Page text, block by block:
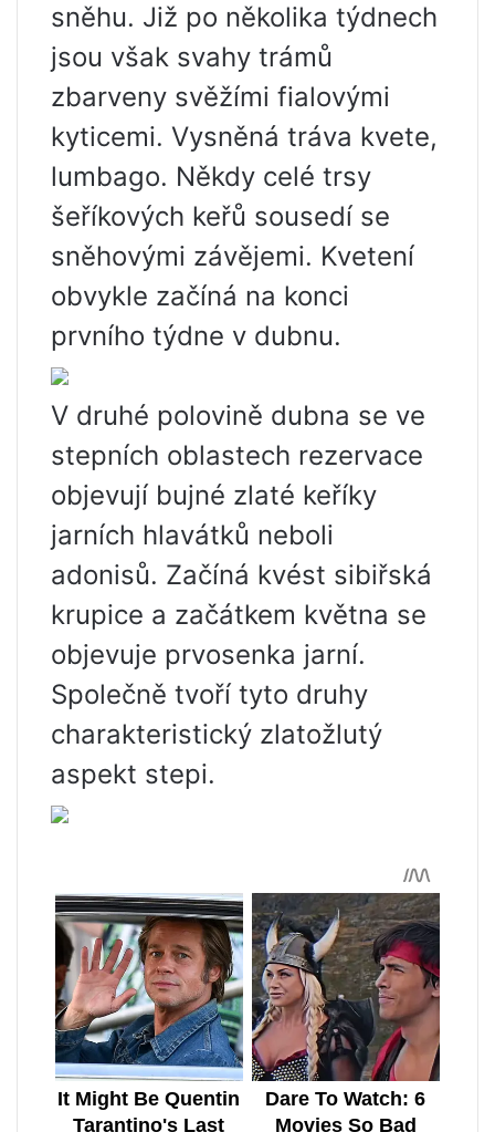
sněhu. Již po několika týdnech
jsou však svahy trámů
zbarveny svěžími fialovými
kyticemi. Vysněná tráva kvete,
lumbago. Někdy celé trsy
šeříkových keřů sousedí se
sněhovými závějemi. Kvetení
obvykle začíná na konci
prvního týdne v dubnu.
V druhé polovině dubna se ve
stepních oblastech rezervace
objevují bujné zlaté keříky
jarních hlavátků neboli
adonisů. Začíná kvést sibiřská
krupice a začátkem května se
objevuje prvosenka jarní.
Společně tvoří tyto druhy
charakteristický zlatožlutý
aspekt stepi.